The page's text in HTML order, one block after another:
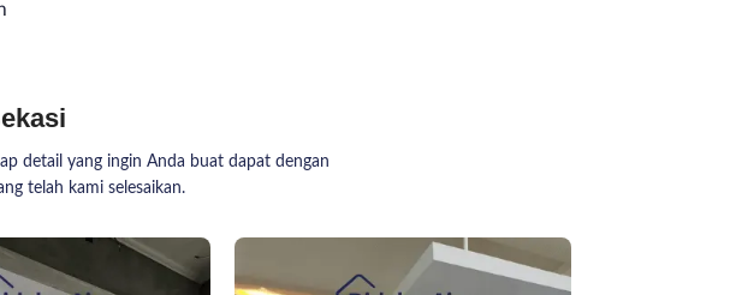
detail yang ingin Anda buat dapat dengan
telah kami selesaikan.